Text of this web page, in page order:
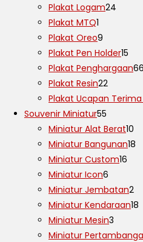
Plakat Logam24
Plakat MTQ1
Plakat Oreo9
Plakat Pen Holder15
Plakat Penghargaan66
Plakat Resin22
Plakat Ucapan Terima
Souvenir Miniatur55
Miniatur Alat Berat10
Miniatur Bangunan18
Miniatur Custom16
Miniatur Icon6
Miniatur Jembatan2
Miniatur Kendaraan18
Miniatur Mesin3
Miniatur